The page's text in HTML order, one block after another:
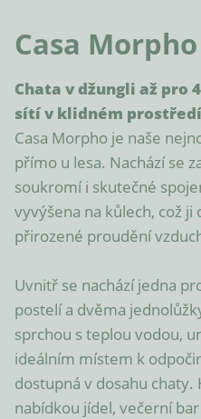
Casa Morpho
Chata v džungli až pro
sítí v klidném
Casa Morpho je naše
přímo u lesa. Nachází se
soukromí i skutečné
vyvýšena na kůlech, což
přirozené proudění
Uvnitř se nachází jedna
postelí a dvěma
sprchou s teplou vodou,
ideálním místem k
dostupná v dosahu
nabídkou jídel, večerní